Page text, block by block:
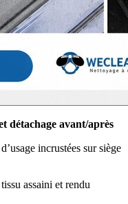
détachage avant/après
incrustées sur siège
assaini et rendu